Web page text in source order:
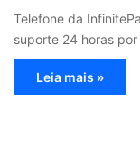
Telefone da
suporte 24 horas
Leia mais »